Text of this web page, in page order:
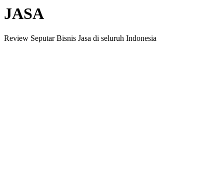
JASA
Review Seputar Bisnis Jasa di seluruh Indonesia